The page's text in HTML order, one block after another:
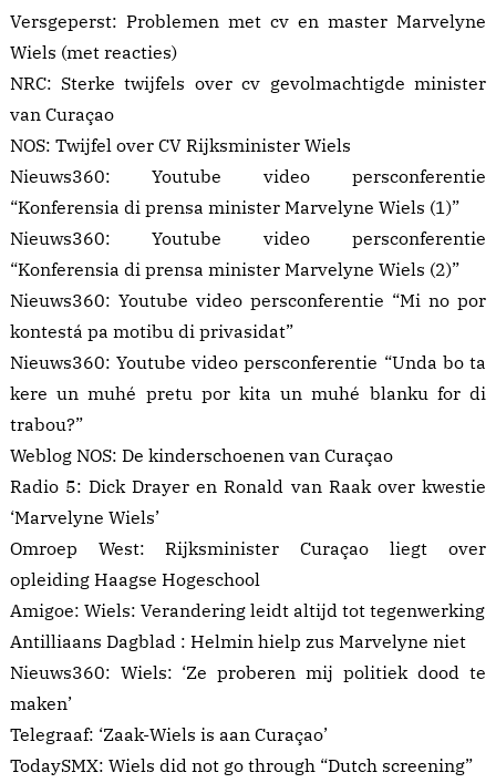
Versgeperst: Problemen met cv en master Marvelyne
Wiels (met reacties)
NRC: Sterke twijfels over cv gevolmachtigde minister
van Curaçao
NOS: Twijfel over CV Rijksminister Wiels
Nieuws360: Youtube video persconferentie
“Konferensia di prensa minister Marvelyne Wiels (1)”
Nieuws360: Youtube video persconferentie
“Konferensia di prensa minister Marvelyne Wiels (2)”
Nieuws360: Youtube video persconferentie “Mi no por
kontestá pa motibu di privasidat”
Nieuws360: Youtube video persconferentie “Unda bo ta
kere un muhé pretu por kita un muhé blanku for di
trabou?”
Weblog NOS: De kinderschoenen van Curaçao
Radio 5: Dick Drayer en Ronald van Raak over kwestie
‘Marvelyne Wiels’
Omroep West: Rijksminister Curaçao liegt over
opleiding Haagse Hogeschool
Amigoe: Wiels: Verandering leidt altijd tot tegenwerking
Antilliaans Dagblad : Helmin hielp zus Marvelyne niet
Nieuws360: Wiels: ‘Ze proberen mij politiek dood te
maken’
Telegraaf: ‘Zaak-Wiels is aan Curaçao’
TodaySMX: Wiels did not go through “Dutch screening”